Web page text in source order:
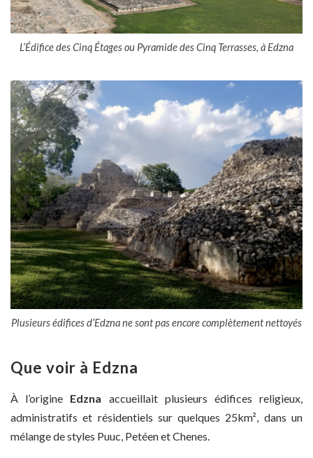
L’Édifice des Cinq Étages ou Pyramide des Cinq Terrasses, à Edzna
Plusieurs édifices d’Edzna ne sont pas encore complètement nettoyés
Que voir à Edzna
À l’origine Edzna accueillait plusieurs édifices religieux,
administratifs et résidentiels sur quelques 25km², dans un
mélange de styles Puuc, Petéen et Chenes.